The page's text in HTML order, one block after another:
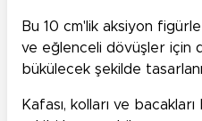
Bu 10 cm'lik aksiyon
ve eğlenceli dövüşler için
bükülecek şekilde
Kafası, kolları ve